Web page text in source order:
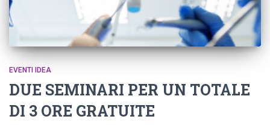
EVENTI IDEA
DUE SEMINARI PER UN TOTALE
DI 3 ORE GRATUITE